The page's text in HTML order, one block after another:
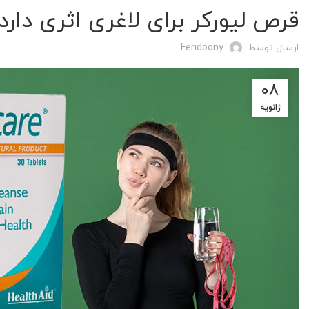
قرص لیورکر برای لاغری اثری
ارسال توسط Feridoony
08
ژانویه